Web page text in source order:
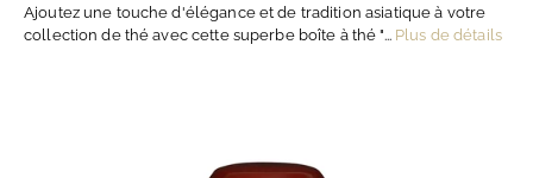
r
Ajoutez une touche d'élégance et de tradition asiatique à votre
collection de thé avec cette superbe boîte à thé "... Plus de détails